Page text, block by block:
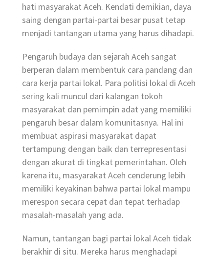
hati masyarakat Aceh. Kendati demikian, daya
saing dengan partai-partai besar pusat tetap
menjadi tantangan utama yang harus dihadapi.
Pengaruh budaya dan sejarah Aceh sangat
berperan dalam membentuk cara pandang dan
cara kerja partai lokal. Para politisi lokal di Aceh
sering kali muncul dari kalangan tokoh
masyarakat dan pemimpin adat yang memiliki
pengaruh besar dalam komunitasnya. Hal ini
membuat aspirasi masyarakat dapat
tertampung dengan baik dan terrepresentasi
dengan akurat di tingkat pemerintahan. Oleh
karena itu, masyarakat Aceh cenderung lebih
memiliki keyakinan bahwa partai lokal mampu
merespon secara cepat dan tepat terhadap
masalah-masalah yang ada.
Namun, tantangan bagi partai lokal Aceh tidak
berakhir di situ. Mereka harus menghadapi